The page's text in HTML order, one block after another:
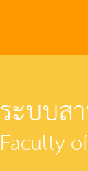
ระบบส
Faculty